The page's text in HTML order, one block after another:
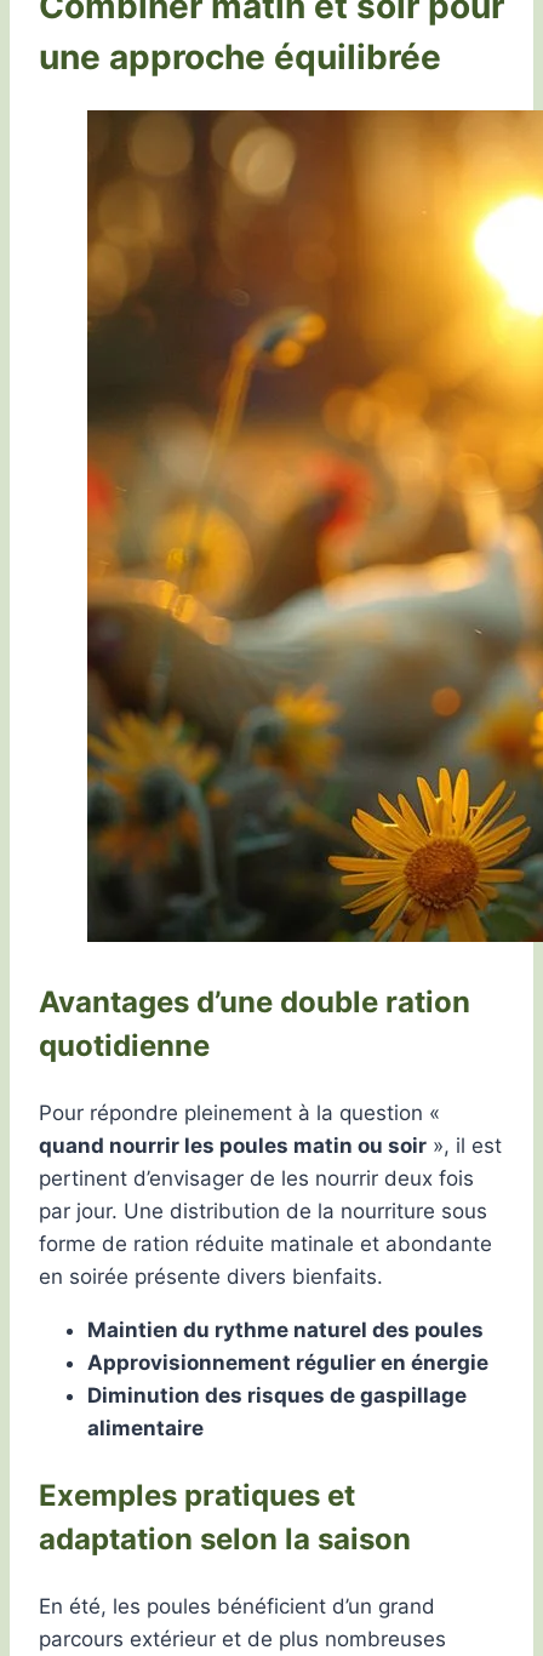
une approche équilibrée
Avantages d’une double ration
quotidienne
Pour répondre pleinement à la question «
quand nourrir les poules matin ou soir », il est
pertinent d’envisager de les nourrir deux fois
par jour. Une distribution de la nourriture sous
forme de ration réduite matinale et abondante
en soirée présente divers bienfaits.
Maintien du rythme naturel des poules
Approvisionnement régulier en énergie
Diminution des risques de gaspillage
alimentaire
Exemples pratiques et
adaptation selon la saison
En été, les poules bénéficient d’un grand
parcours extérieur et de plus nombreuses